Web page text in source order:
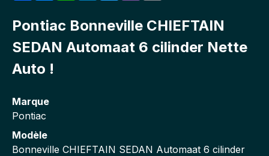
Pontiac Bonneville CHIEFTAIN
SEDAN Automaat 6 cilinder Nette
Auto !
Marque
Pontiac
Modèle
Bonneville CHIEFTAIN SEDAN Automaat 6 cilinder